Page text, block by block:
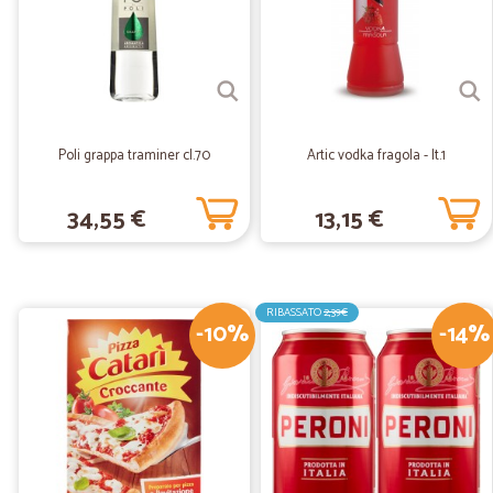
Poli grappa traminer cl.70
34,55 €
Artic vodka fragola - lt.1
13,15 €
-10% -14%
RIBASSATO2,39€